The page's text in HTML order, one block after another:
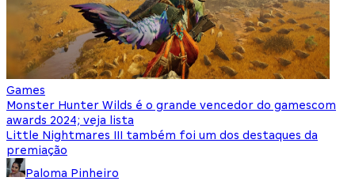
Games
Monster Hunter Wilds é o grande vencedor do gamescom
awards 2024; veja lista
Little Nightmares III também foi um dos destaques da
premiação
Paloma Pinheiro